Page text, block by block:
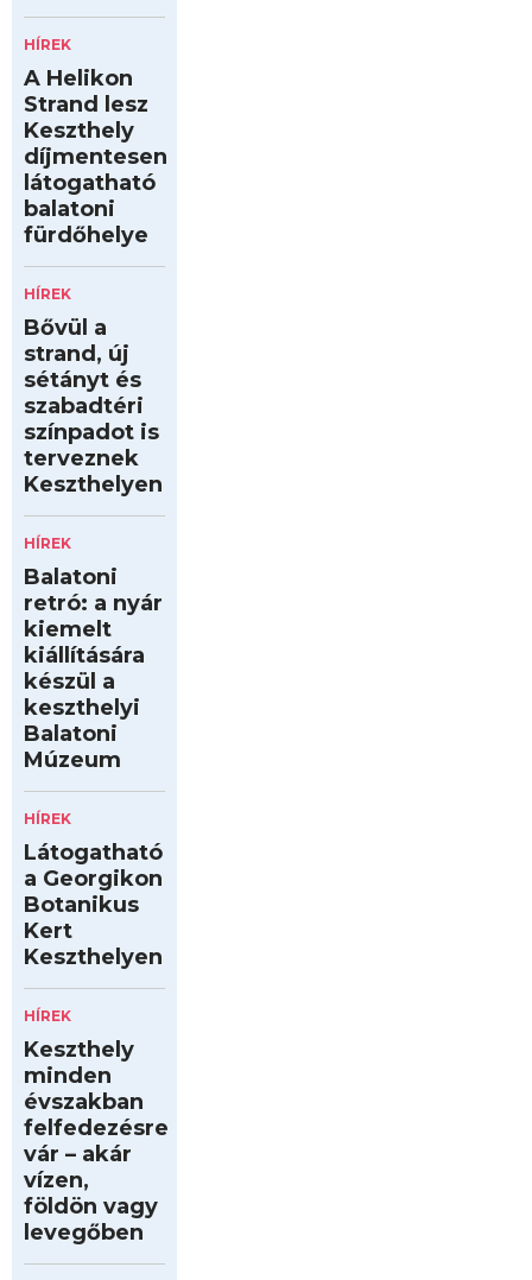
HÍREK
A Helikon
Strand lesz
Keszthely
díjmentesen
látogatható
balatoni
fürdőhelye
HÍREK
Bővül a
strand, új
sétányt és
szabadtéri
színpadot is
terveznek
Keszthelyen
HÍREK
Balatoni
retró: a nyár
kiemelt
kiállítására
készül a
keszthelyi
Balatoni
Múzeum
HÍREK
Látogatható
a Georgikon
Botanikus
Kert
Keszthelyen
HÍREK
Keszthely
minden
évszakban
felfedezésre
vár – akár
vízen,
földön vagy
levegőben